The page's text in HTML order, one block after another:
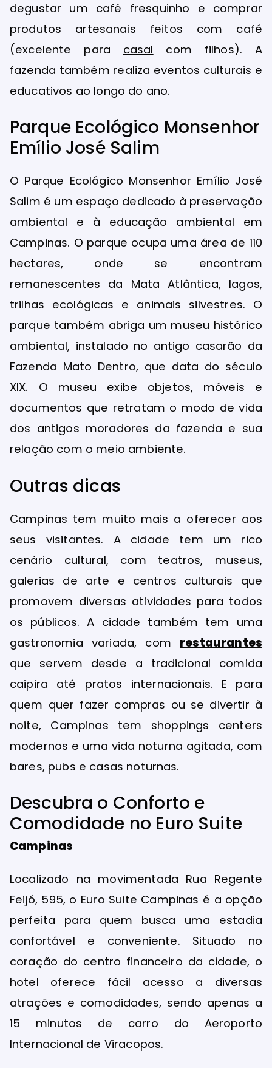
degustar um café fresquinho e comprar
produtos artesanais feitos com café
(excelente para casal com filhos). A
fazenda também realiza eventos culturais e
educativos ao longo do ano.
Parque Ecológico Monsenhor
Emílio José Salim
O Parque Ecológico Monsenhor Emílio José
Salim é um espaço dedicado à preservação
ambiental e à educação ambiental em
Campinas. O parque ocupa uma área de 110
hectares, onde se encontram
remanescentes da Mata Atlântica, lagos,
trilhas ecológicas e animais silvestres. O
parque também abriga um museu histórico
ambiental, instalado no antigo casarão da
Fazenda Mato Dentro, que data do século
XIX. O museu exibe objetos, móveis e
documentos que retratam o modo de vida
dos antigos moradores da fazenda e sua
relação com o meio ambiente.
Outras dicas
Campinas tem muito mais a oferecer aos
seus visitantes. A cidade tem um rico
cenário cultural, com teatros, museus,
galerias de arte e centros culturais que
promovem diversas atividades para todos
os públicos. A cidade também tem uma
gastronomia variada, com restaurantes
que servem desde a tradicional comida
caipira até pratos internacionais. E para
quem quer fazer compras ou se divertir à
noite, Campinas tem shoppings centers
modernos e uma vida noturna agitada, com
bares, pubs e casas noturnas.
Descubra o Conforto e
Comodidade no Euro Suite
Campinas
Localizado na movimentada Rua Regente
Feijó, 595, o Euro Suite Campinas é a opção
perfeita para quem busca uma estadia
confortável e conveniente. Situado no
coração do centro financeiro da cidade, o
hotel oferece fácil acesso a diversas
atrações e comodidades, sendo apenas a
15 minutos de carro do Aeroporto
Internacional de Viracopos.